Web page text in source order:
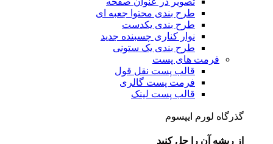
طرح بندی محتوا جعبه ای
طرح بندی یکدست
نوار کناری چسبنده جدید
طرح بندی یک ستونی
فرمت های پست
قالب پست نقل قول
فرمت پست گالری
قالب پست لینک
گذرگاه لورم ایپسوم
از ریشه آن را حل کنید